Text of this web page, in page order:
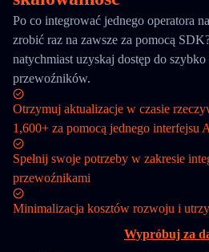
Po co integrować jednego operatora
zrobić raz na zawsze za pomocą
natychmiast uzyskaj dostęp do
przewoźników.
Otrzymuj aktualizacje w czasie
1,600+ za pomocą jednego interfejsu
Spełnij swoje potrzeby w zakresie
przewoźnikami
Minimalizacja kosztów rozwoju i
Wypróbuj za